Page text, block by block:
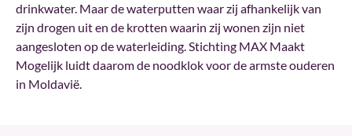
drinkwater. Maar de waterputten waar zij afhankelijk van
zijn drogen uit en de krotten waarin zij wonen zijn niet
aangesloten op de waterleiding. Stichting MAX Maakt
Mogelijk luidt daarom de noodklok voor de armste ouderen
in Moldavië.